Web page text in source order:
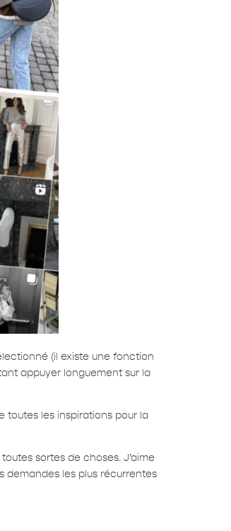
(il existe une fonction
appuyer longuement sur la
toutes les inspirations pour la
sortes de choses. J’aime
demandes les plus récurrentes